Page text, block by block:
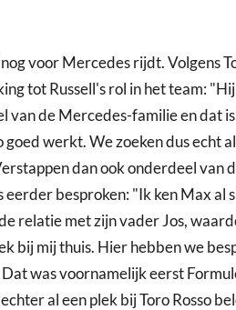
voor Mercedes rijdt. Volgens
tot Russell's rol in het team:
van de Mercedes-familie en dat
werkt. We zoeken dus echt
dan ook onderdeel van
besproken: "Ik ken Max al
relatie met zijn vader Jos,
bij mij thuis. Hier hebben we
was voornamelijk eerst
al een plek bij Toro Rosso